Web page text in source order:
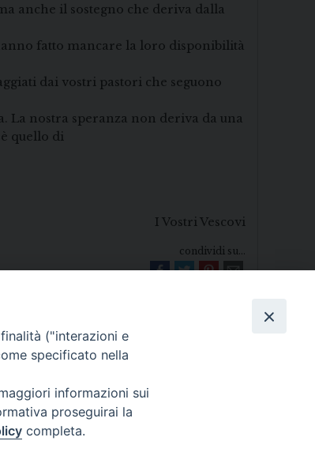
anche il sostegno che deriva dalla
fatto mancare la loro disponibilità
dai vostri pastori che seguono
La nostra speranza non deriva da una
quello di
I Vostri Vescovi
condividi su...
di Melfi Rapolla Venosa
(PZ) • Tel. 0972238604
("interazioni e
specificato nella
informazioni sui
proseguirai la
completa.